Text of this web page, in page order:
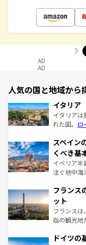
AD
AD
人気の国と地域から
イタリア
イタリアは
れた国。 ロ
ろん、ト
景など、自
ピザやパ
できる。朝
なお、新着
しい。
スペイン
くべき基
イベリア半
注ぐ地中海
文化が根付
れる闘牛、
る。首都マ
アートに溢
せる。地
フランス
ット
フランスは
指の観光地
で、幅広
ドイツの